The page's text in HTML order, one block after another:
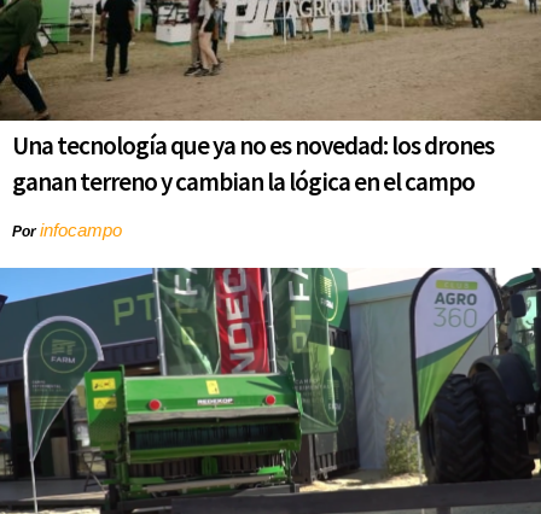
Una tecnología que ya no es novedad: los drones
ganan terreno y cambian la lógica en el campo
Porinfocampo